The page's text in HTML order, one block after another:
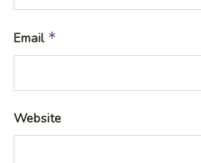
Email *
Website